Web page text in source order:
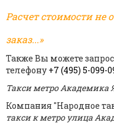
Расчет стоимости не
заказ...»
Также Вы можете
телефону +7 (495) 5-099-
Такси метро Академика
Компания "Народное
такси к метро улица